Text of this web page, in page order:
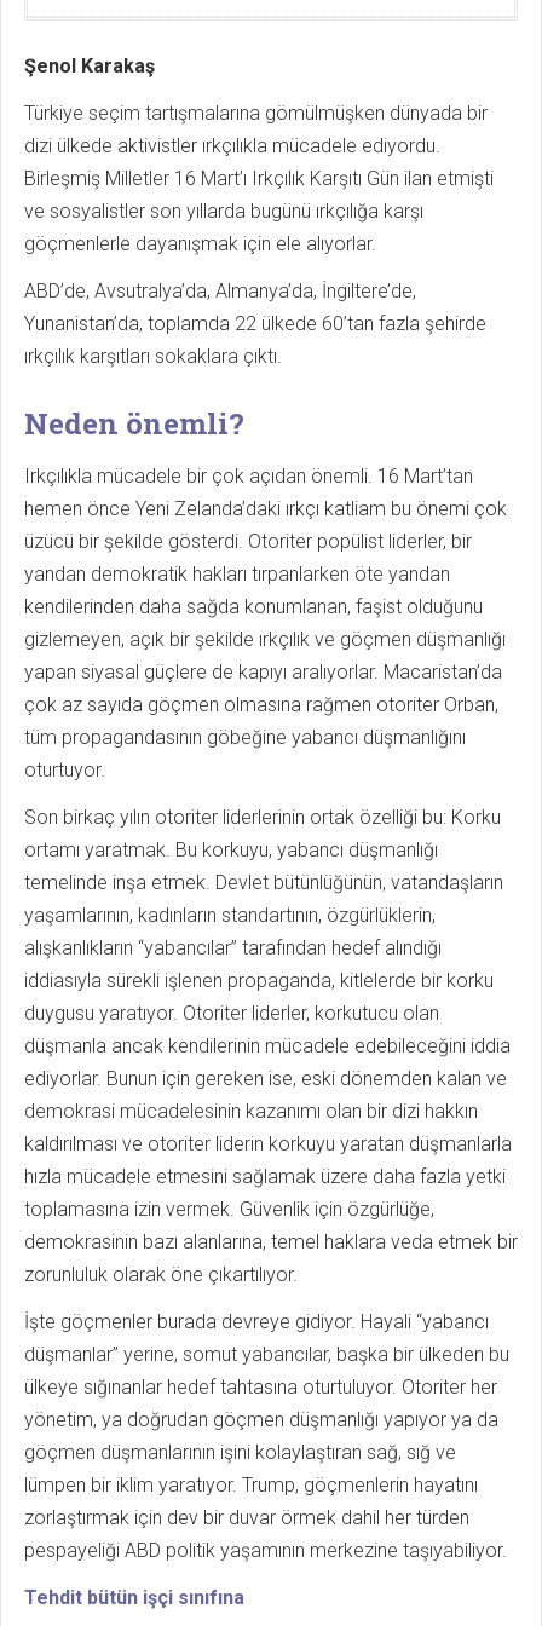
Şenol Karakaş
Türkiye seçim tartışmalarına gömülmüşken dünyada bir
dizi ülkede aktivistler ırkçılıkla mücadele ediyordu.
Birleşmiş Milletler 16 Mart’ı Irkçılık Karşıtı Gün ilan etmişti
ve sosyalistler son yıllarda bugünü ırkçılığa karşı
göçmenlerle dayanışmak için ele alıyorlar.
ABD’de, Avsutralya’da, Almanya’da, İngiltere’de,
Yunanistan’da, toplamda 22 ülkede 60’tan fazla şehirde
ırkçılık karşıtları sokaklara çıktı.
Neden önemli?
Irkçılıkla mücadele bir çok açıdan önemli. 16 Mart’tan
hemen önce Yeni Zelanda’daki ırkçı katliam bu önemi çok
üzücü bir şekilde gösterdi. Otoriter popülist liderler, bir
yandan demokratik hakları tırpanlarken öte yandan
kendilerinden daha sağda konumlanan, faşist olduğunu
gizlemeyen, açık bir şekilde ırkçılık ve göçmen düşmanlığı
yapan siyasal güçlere de kapıyı aralıyorlar. Macaristan’da
çok az sayıda göçmen olmasına rağmen otoriter Orban,
tüm propagandasının göbeğine yabancı düşmanlığını
oturtuyor.
Son birkaç yılın otoriter liderlerinin ortak özelliği bu: Korku
ortamı yaratmak. Bu korkuyu, yabancı düşmanlığı
temelinde inşa etmek. Devlet bütünlüğünün, vatandaşların
yaşamlarının, kadınların standartının, özgürlüklerin,
alışkanlıkların “yabancılar” tarafından hedef alındığı
iddiasıyla sürekli işlenen propaganda, kitlelerde bir korku
duygusu yaratıyor. Otoriter liderler, korkutucu olan
düşmanla ancak kendilerinin mücadele edebileceğini iddia
ediyorlar. Bunun için gereken ise, eski dönemden kalan ve
demokrasi mücadelesinin kazanımı olan bir dizi hakkın
kaldırılması ve otoriter liderin korkuyu yaratan düşmanlarla
hızla mücadele etmesini sağlamak üzere daha fazla yetki
toplamasına izin vermek. Güvenlik için özgürlüğe,
demokrasinin bazı alanlarına, temel haklara veda etmek bir
zorunluluk olarak öne çıkartılıyor.
İşte göçmenler burada devreye gidiyor. Hayali “yabancı
düşmanlar” yerine, somut yabancılar, başka bir ülkeden bu
ülkeye sığınanlar hedef tahtasına oturtuluyor. Otoriter her
yönetim, ya doğrudan göçmen düşmanlığı yapıyor ya da
göçmen düşmanlarının işini kolaylaştıran sağ, sığ ve
lümpen bir iklim yaratıyor. Trump, göçmenlerin hayatını
zorlaştırmak için dev bir duvar örmek dahil her türden
pespayeliği ABD politik yaşamının merkezine taşıyabiliyor.
Tehdit bütün işçi sınıfına